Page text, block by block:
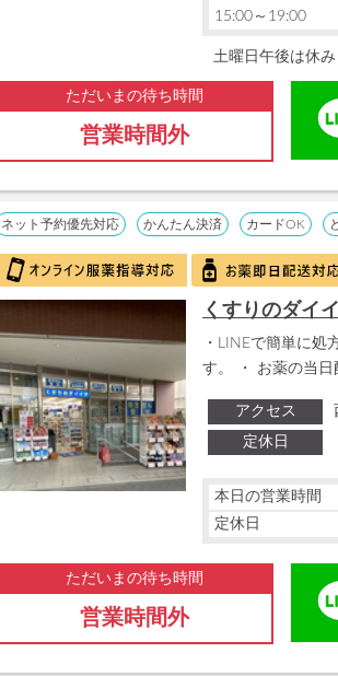
15:00～19:00
土曜日午後は休み
ただいまの待ち時間
営業時間外
ネット予約優先対応 かんたん決済 カードOK
くすりのダイ
・LINEで簡単に処
す。 ・ お薬の当
アクセス
定休日
本日の営業時間
定休日
ただいまの待ち時間
営業時間外